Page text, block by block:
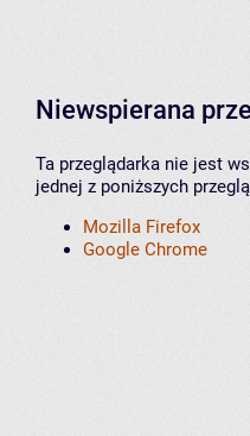
Niewspierana
Ta przeglądarka nie jest
jednej z poniższych
Mozilla Firefox
Google Chrome